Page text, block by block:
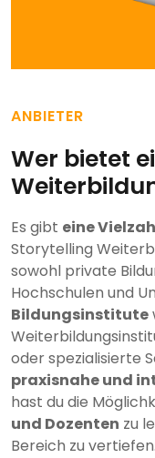
ANBIETER
Wer bietet
Es gibt eine
Storytelling
sowohl private
Hochschulen und
Bildungsinstitute
oder spezialisierte
praxisnahe und
hast du die
und Dozenten zu
Bereich zu vertiefen.